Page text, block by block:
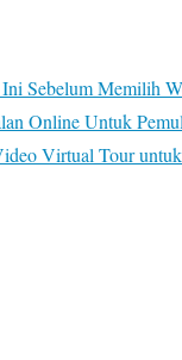
Sebelum Memilih
Online Untuk
Virtual Tour